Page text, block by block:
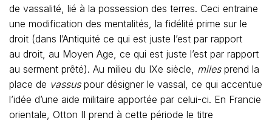
de vassalité, lié à la possession des terres. Ceci entraine
une modification des mentalités, la fidélité prime sur le
droit (dans l’Antiquité ce qui est juste l’est par rapport
au droit, au Moyen Age, ce qui est juste l’est par rapport
au serment prêté). Au milieu du IXe siècle, milesprend la
place de vassuspour désigner le vassal, ce qui accentue
l’idée d’une aide militaire apportée par celui-ci. En Francie
orientale, Otton II prend à cette période le titre